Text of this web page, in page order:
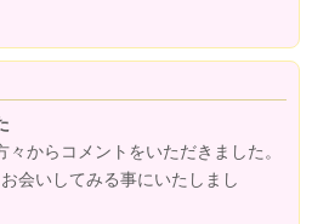
からコメントをいただきました。
会いしてみる事にいたしまし